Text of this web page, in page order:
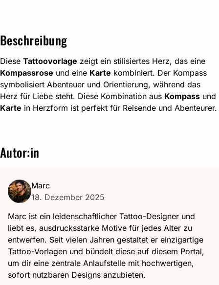
Beschreibung
Diese Tattoovorlage zeigt ein stilisiertes Herz, das eine
Kompassrose und eine Karte kombiniert. Der Kompass
symbolisiert Abenteuer und Orientierung, während das
Herz für Liebe steht. Diese Kombination aus Kompass und
Karte in Herzform ist perfekt für Reisende und Abenteurer.
Autor:in
Marc
18. Dezember 2025
Marc ist ein leidenschaftlicher Tattoo-Designer und
liebt es, ausdrucksstarke Motive für jedes Alter zu
entwerfen. Seit vielen Jahren gestaltet er einzigartige
Tattoo-Vorlagen und bündelt diese auf diesem Portal,
um dir eine zentrale Anlaufstelle mit hochwertigen,
sofort nutzbaren Designs anzubieten.